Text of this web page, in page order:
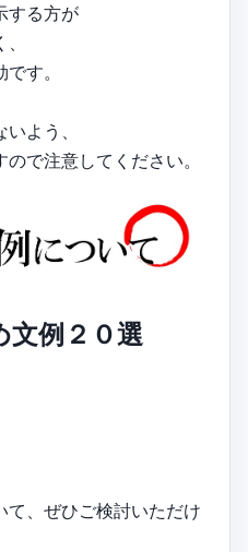
する方が
す。
よう、
で注意してください。
文例２０選
て、ぜひご検討いただけ